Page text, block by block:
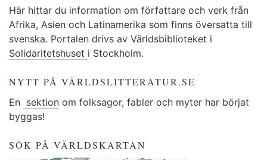
Här hittar du information om författare och verk från
Afrika, Asien och Latinamerika som finns översatta till
svenska. Portalen drivs av Världsbiblioteket i
Solidaritetshuset i Stockholm.
NYTT PÅ VÄRLDSLITTERATUR.SE
En sektion om folksagor, fabler och myter har börjat
byggas!
SÖK PÅ VÄRLDSKARTAN